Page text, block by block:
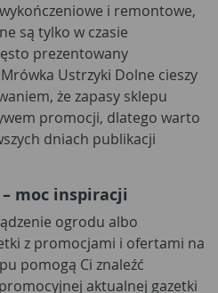
i remontowe,
są tylko w czasie
prezentowany
Ustrzyki Dolne cieszy
że zapasy sklepu
promocji, dlatego warto
dniach publikacji
moc inspiracji
ogrodu albo
z promocjami i ofertami na
pomogą Ci znaleźć
aktualnej gazetki